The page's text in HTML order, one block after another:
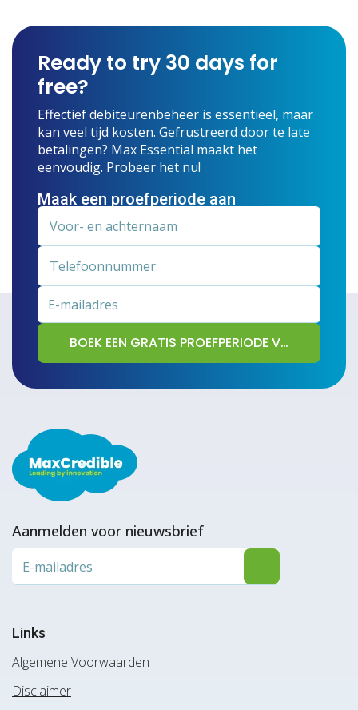
Ready to try 30 days for
free?
Effectief debiteurenbeheer is essentieel, maar
kan veel tijd kosten. Gefrustreerd door te late
betalingen? Max Essential maakt het
eenvoudig. Probeer het nu!
Maak een proefperiode aan
Aanmelden voor nieuwsbrief
Links
Algemene Voorwaarden
Disclaimer